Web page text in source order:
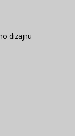
dizajnu